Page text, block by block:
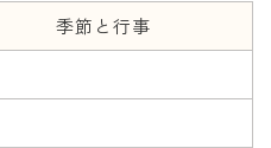
季節と行事